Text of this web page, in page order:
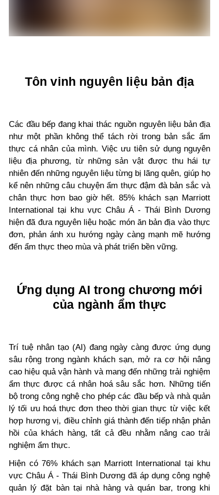
Tôn vinh nguyên liệu bản địa
Các đầu bếp đang khai thác nguồn nguyên liệu bản địa
như một phần không thể tách rời trong bản sắc ẩm
thực cá nhân của mình. Việc ưu tiên sử dụng nguyên
liệu địa phương, từ những sản vật được thu hái tự
nhiên đến những nguyên liệu từng bị lãng quên, giúp họ
kể nên những câu chuyện ẩm thực đậm đà bản sắc và
chân thực hơn bao giờ hết. 85% khách sạn Marriott
International tại khu vực Châu Á - Thái Bình Dương
hiện đã đưa nguyên liệu hoặc món ăn bản địa vào thực
đơn, phản ánh xu hướng ngày càng mạnh mẽ hướng
đến ẩm thực theo mùa và phát triển bền vững.
Ứng dụng AI trong chương mới
của ngành ẩm thực
Trí tuệ nhân tạo (AI) đang ngày càng được ứng dụng
sâu rộng trong ngành khách sạn, mở ra cơ hội nâng
cao hiệu quả vận hành và mang đến những trải nghiệm
ẩm thực được cá nhân hoá sâu sắc hơn. Những tiến
bộ trong công nghệ cho phép các đầu bếp và nhà quản
lý tối ưu hoá thực đơn theo thời gian thực từ việc kết
hợp hương vị, điều chỉnh giá thành đến tiếp nhận phản
hồi của khách hàng, tất cả đều nhằm nâng cao trải
nghiệm ẩm thực.
Hiện có 76% khách sạn Marriott International tại khu
vực Châu Á - Thái Bình Dương đã áp dụng công nghệ
quản lý đặt bàn tại nhà hàng và quán bar, trong khi